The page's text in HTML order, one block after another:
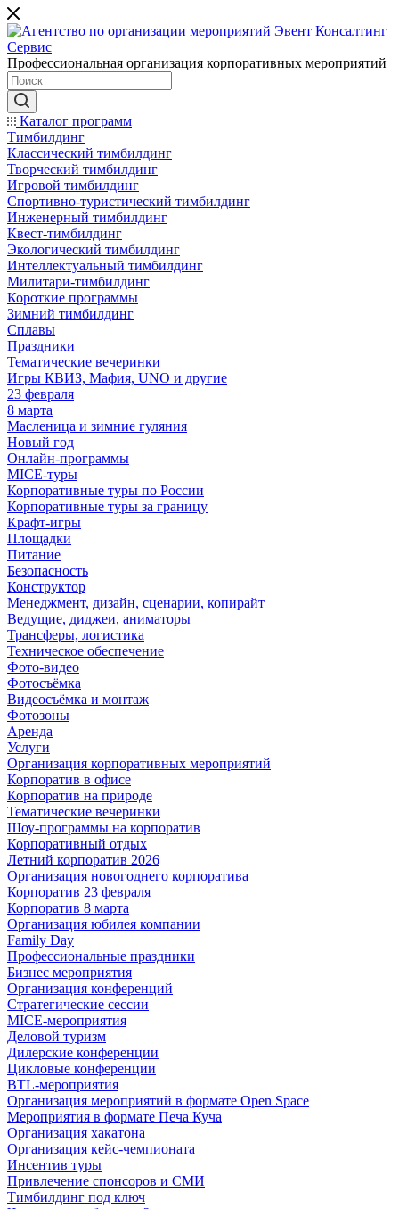
Профессиональная организация корпоративных мероприятий
Каталог программ
Тимбилдинг
Классический тимбилдинг
Творческий тимбилдинг
Игровой тимбилдинг
Спортивно-туристический тимбилдинг
Инженерный тимбилдинг
Квест-тимбилдинг
Экологический тимбилдинг
Интеллектуальный тимбилдинг
Милитари-тимбилдинг
Короткие программы
Зимний тимбилдинг
Сплавы
Праздники
Тематические вечеринки
Игры КВИЗ, Мафия, UNO и другие
23 февраля
8 марта
Масленица и зимние гуляния
Новый год
Онлайн-программы
MICE‑туры
Корпоративные туры по России
Корпоративные туры за границу
Крафт-игры
Площадки
Питание
Безопасность
Конструктор
Менеджмент, дизайн, сценарии, копирайт
Ведущие, диджеи, аниматоры
Трансферы, логистика
Техническое обеспечение
Фото-видео
Фотосъёмка
Видеосъёмка и монтаж
Фотозоны
Аренда
Услуги
Организация корпоративных мероприятий
Корпоратив в офисе
Корпоратив на природе
Тематические вечеринки
Шоу-программы на корпоратив
Корпоративный отдых
Летний корпоратив 2026
Организация новогоднего корпоратива
Корпоратив 23 февраля
Корпоратив 8 марта
Организация юбилея компании
Family Day
Профессиональные праздники
Бизнес мероприятия
Организация конференций
Стратегические сессии
MICE-мероприятия
Деловой туризм
Дилерские конференции
Цикловые конференции
BTL-мероприятия
Организация мероприятий в формате Open Space
Мероприятия в формате Печа Куча
Организация хакатона
Организация кейс-чемпионата
Инсентив туры
Привлечение спонсоров и СМИ
Тимбилдинг под ключ